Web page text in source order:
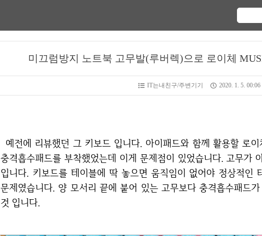
미끄럼방지 노트북 고무발(루버렉)으로 로이체
IT는내친구/주변기기 2020. 1. 5. 00:06
예전에 리뷰했던 그 키보드 입니다. 아이패드와 함께 활용할 로이체 MUSES KT5 블루투스 키보드에
충격흡수패드를 부착했었는데 이게 문제점이 있었습니다. 고무가
입니다. 키보드를 테이블에 딱 놓으면 움직임이 없어야 정상적인
문제였습니다. 양 모서리 끝에 붙어 있는 고무보다 충격흡수패드
것 입니다.